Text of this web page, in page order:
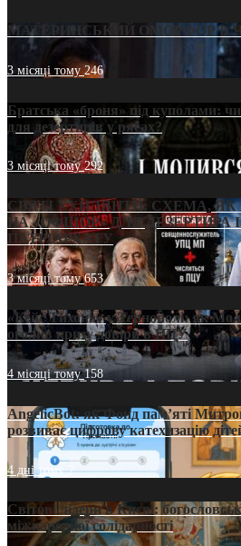
МАТЕРИНСЬКИЙ ОМОРФОР В
3 місяці тому246
Братська «броня» під куполами:
для дезертирів у рясах?
3 місяці тому292
СВЯТІ УХИЛЯНТИ: СХЕМА,
НА «ОФШОР» ДЛЯ ДЕЗЕРТИРА
ПАТРІАРХАТУ
3 місяці тому653
«Кейс Тихона» у Тернополі: як
оголив кризу довіри в ПЦУ
4 місяці тому158
AngelicBot: як Фонд пам’яті
розвиває цифрову катехизацію
4 дні тому7
Світові лідери в Києві:
міжнародної солідарності